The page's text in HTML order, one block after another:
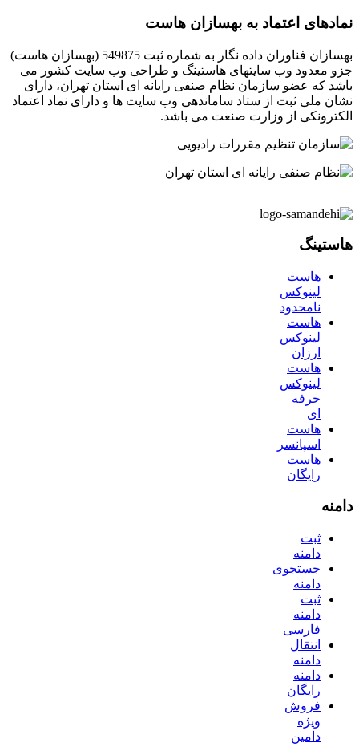
نمادهای اعتماد به بهسازان هاست
بهسازان فناوران داده نگار به شماره ثبت 549875 (بهسازان هاست)
جزو معدود وب سایتهای هاستینگ و طراحی وب سایت کشور می
باشد که عضو سازمان نظام صنفی رایانه ای استان تهران، دارای
نشان ملی ثبت از ستاد ساماندهی وب سایت ها و دارای نماد اعتماد
الکترونکی از وزارت صنعت می باشد.
هاستینگ
هاست
لینوکس
نامحدود
هاست
لینوکس
ارزان
هاست
لینوکس
حرفه
ای
هاست
اسپانسر
هاست
رایگان
دامنه
ثبت
دامنه
جستجوی
دامنه
ثبت
دامنه
فارسی
انتقال
دامنه
دامنه
رایگان
فروش
ویژه
دامین